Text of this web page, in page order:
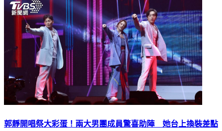
郭靜開唱祭大彩蛋！兩大男團成員驚喜助陣 她台上換裝差點